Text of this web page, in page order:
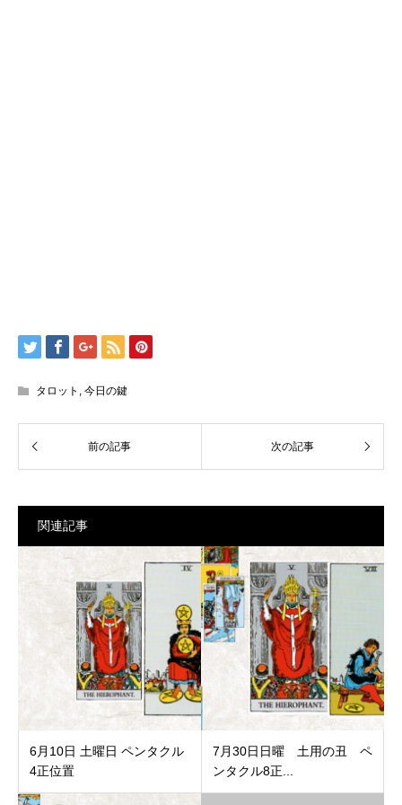
タロット , 今日の鍵
関連記事
6月10日 土曜日 ペンタクル
4正位置
7月30日日曜 土用の丑 ペ
ンタクル8正...